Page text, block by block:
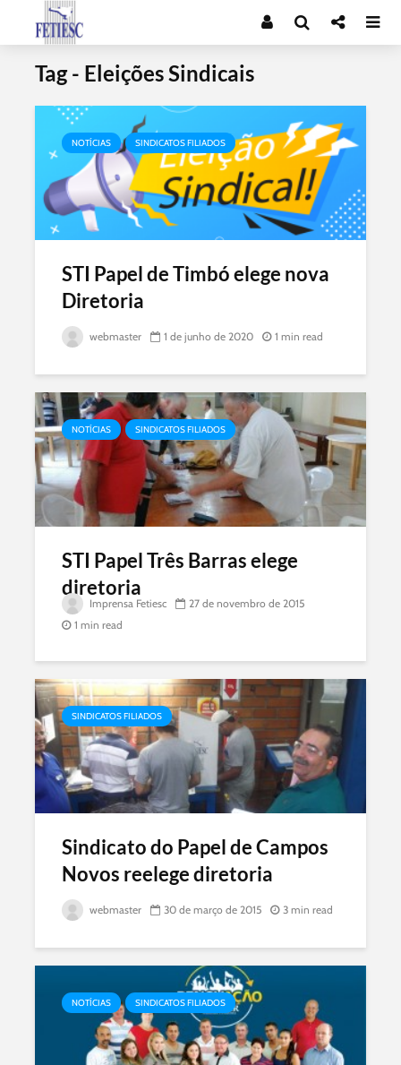
Tag - Eleições Sindicais
NOTÍCIAS SINDICATOS FILIADOS
STI Papel de Timbó elege nova
Diretoria
webmaster 1 de junho de 2020 1 min read
NOTÍCIAS SINDICATOS FILIADOS
STI Papel Três Barras elege
diretoria
Imprensa Fetiesc
27 de novembro de 2015
1 min read
SINDICATOS FILIADOS
Sindicato do Papel de Campos
Novos reelege diretoria
webmaster 30 de março de 2015 3 min read
NOTÍCIAS SINDICATOS FILIADOS